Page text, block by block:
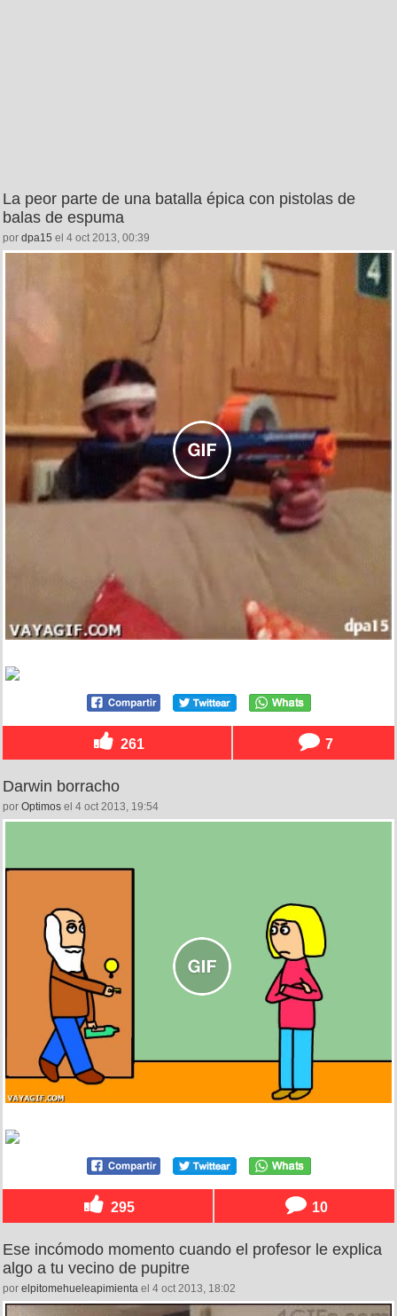
La peor parte de una batalla épica con pistolas de
balas de espuma
por dpa15 el 4 oct 2013, 00:39
261 7
Darwin borracho
por Optimos el 4 oct 2013, 19:54
295 10
Ese incómodo momento cuando el profesor le explica
algo a tu vecino de pupitre
por elpitomehueleapimienta el 4 oct 2013, 18:02